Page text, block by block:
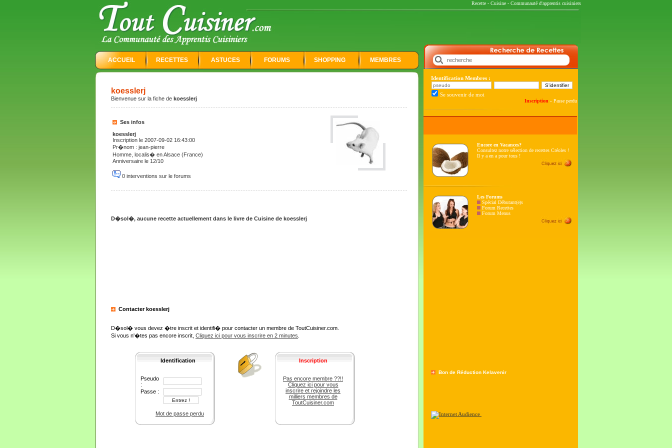
Recette - Cuisine - Communauté d'apprentis cuisiniers
ACCUEIL RECETTES ASTUCES FORUMS SHOPPING MEMBRES
Identification Membres :
Se souvenir de moi
Inscription - Passe perdu
Encore en Vacances?
Consultez notre sélection de recettes Créoles !
Il y a en a pour tous !
Les Forums
Spécial Débutant(e)s
Forum Recettes
Forum Menus
koesslerj
Bienvenue sur la fiche de koesslerj
Ses infos
koesslerj
Inscription le 2007-09-02 16:43:00
Pr�nom : jean-pierre
Homme, localis� en Alsace (France)
Anniversaire le 12/10
0 interventions sur le forums
D�sol�, aucune recette actuellement dans le livre de Cuisine de koesslerj
Contacter koesslerj
D�sol� vous devez �tre inscrit et identifi� pour contacter un membre de ToutCuisiner.com.
Si vous n'�tes pas encore inscrit, Cliquez ici pour vous inscrire en 2 minutes
Identification
Pseudo
:
Passe :
Mot de passe perdu
Inscription
Pas encore membre ??!!
Cliquez ici pour vous
inscrire et rejoindre les
milliers membres de
ToutCuisiner.com
Bon de Réduction Kelavenir